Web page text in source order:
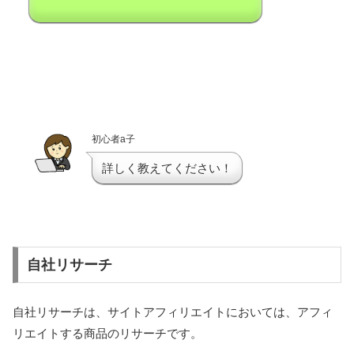
初心者a子
詳しく教えてください！
自社リサーチ
自社リサーチは、サイトアフィリエイトにおいては、アフィ
リエイトする商品のリサーチです。